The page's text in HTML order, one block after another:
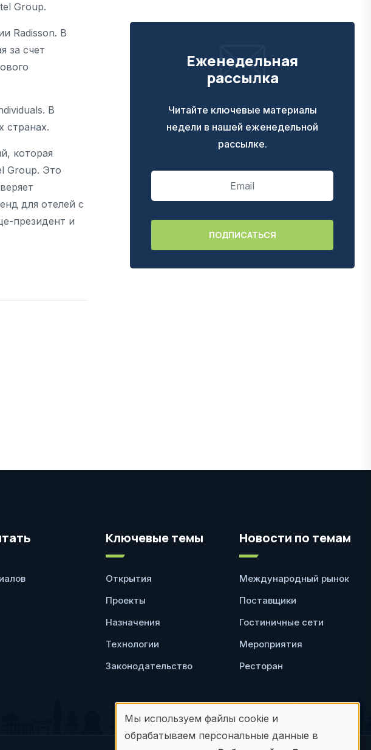
Group.
Radisson. В
за счет
В
странах.
которая
Group. Это
для отелей с
президент и
Еженедельная
рассылка
Читайте ключевые материалы
недели в нашей еженедельной
рассылке.
Ключевые темы
Открытия
Проекты
Назначения
Технологии
Законодательство
Новости по темам
Международный рынок
Поставщики
Гостиничные сети
Мероприятия
Ресторан
Использование
Мы используем файлы cookie и
обрабатываем персональные данные в